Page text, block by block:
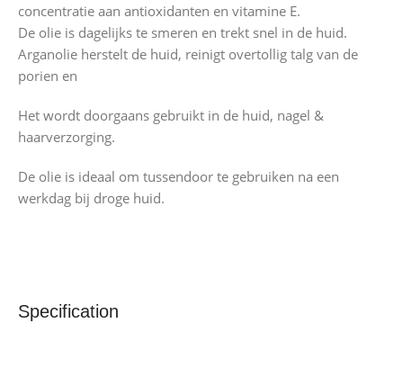
concentratie aan antioxidanten en vitamine E.
De olie is dagelijks te smeren en trekt snel in de huid.
Arganolie herstelt de huid, reinigt overtollig talg van de
porien en
Het wordt doorgaans gebruikt in de huid, nagel &
haarverzorging.
De olie is ideaal om tussendoor te gebruiken na een
werkdag bij droge huid.
Specification